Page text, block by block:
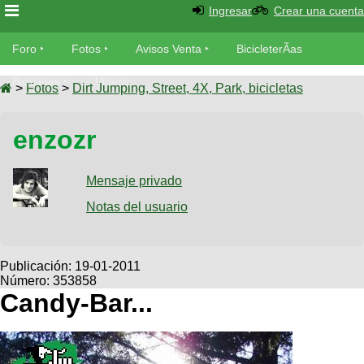
Foro
Foro
MecÃ¡nica
Fotos
SUBÃ
Galeria
Bicicletas
Viajes
Descenso
Dirt
Avisos
Ventas
SUBÃ
Buscar
Ultimos
Fotos
BicicleterÃ­
Bicicletas
Tandem
Videos
Cicloturismo
Ingresar Crear una cuenta
Foro Fotos Avisos Venta BicicleterÃ­as
Bicicletas Videos
> Fotos > Dirt Jumping, Street, 4X, Park, bicicletas
enzozr
Mensaje privado
Notas del usuario
Publicación: 19-01-2011
Número: 353858
Candy-Bar...